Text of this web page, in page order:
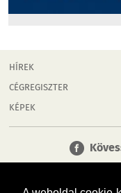
HÍREK
CÉGREGISZTER
KÉPEK